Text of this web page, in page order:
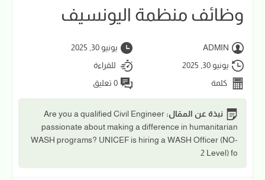
وظائف منظمة اليونسيف
ADMIN
يونيو 30, 2025
يونيو 30, 2025
للقراءة
كلمة
0 تعليق
نبذة عن المقال: Are you a qualified Civil Engineer
passionate about making a difference in humanitarian
WASH programs? UNICEF is hiring a WASH Officer (NO-
2 Level) fo